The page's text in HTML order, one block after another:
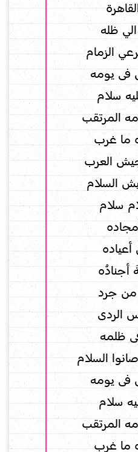
ظله
الزمام
فى يومه
سلام
المرتقب
ما غرب
العرب
السلام
سلام
أجنادُه
من جرد
الردى
ظلمه
السلام
فى يومه
سلام
المرتقب
ما غرب